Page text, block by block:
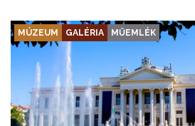
MÚZEUM GALÉRIA MŰEMLÉK